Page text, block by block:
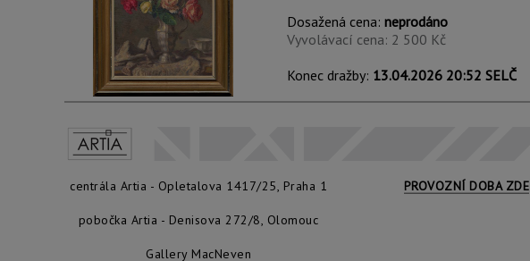
Dosažená cena:neprodáno
Vyvolávací cena: 2 500 Kč
Konec dražby: 13.04.2026 20:52 SELČ
centrála Artia - Opletalova 1417/25, Praha 1
pobočka Artia - Denisova 272/8, Olomouc
Gallery MacNeven
PROVOZNÍ DOBA ZDE